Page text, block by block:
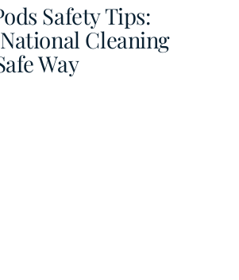
Safety Tips:
Cleaning
Way